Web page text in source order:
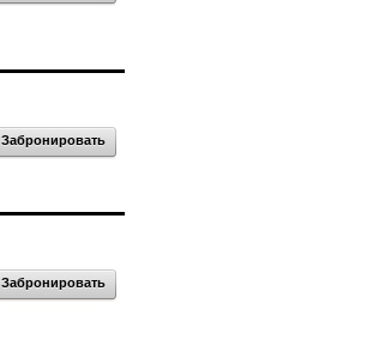
Забронировать
Забронировать